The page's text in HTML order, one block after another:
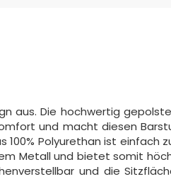
aus. Die hochwertig
und macht diesen
Polyurethan ist einfach
Metall und bietet somit
und die